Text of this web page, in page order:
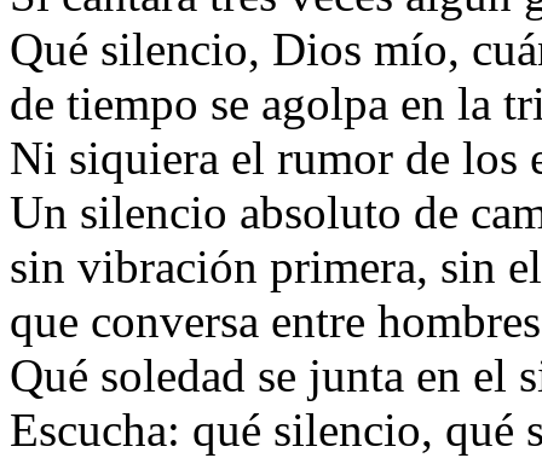
Qué silencio, Dios mío,
de tiempo se agolpa en la
Ni siquiera el rumor de los
Un silencio absoluto de
sin vibración primera, sin
que conversa entre
Qué soledad se junta en el
Escucha: qué silencio,